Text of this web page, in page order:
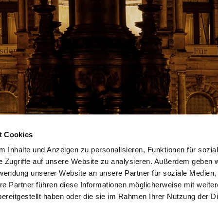
Cookies
Inhalte und Anzeigen zu personalisieren, Funktionen für
Zugriffe auf unsere Website zu analysieren. Außerdem geben
unserer Website an unsere Partner für soziale Medien,
Partner führen diese Informationen möglicherweise mit
haben oder die sie im Rahmen Ihrer Nutzung der
ARRANGEMENTS
HOCHZEIT IM SUITESS
RESTAURANT & BAR